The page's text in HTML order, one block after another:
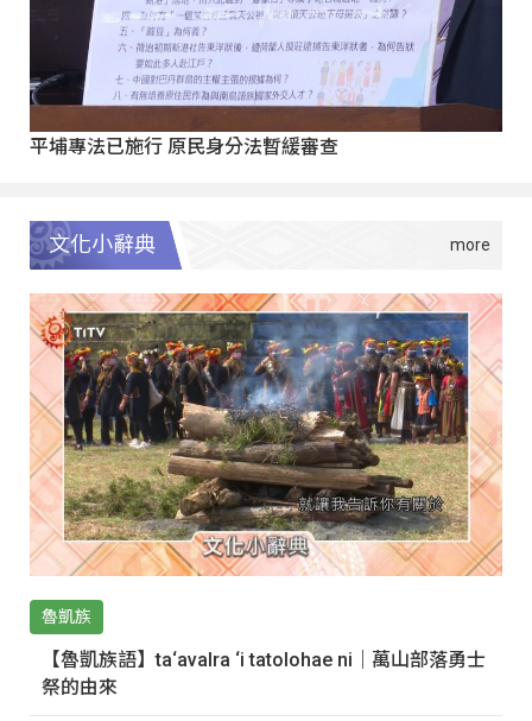
平埔專法已施行 原民身分法暫緩審查
文化小辭典
魯凱族
【魯凱族語】ta‘avalra ‘i tatolohae ni｜萬山部落勇士
祭的由來